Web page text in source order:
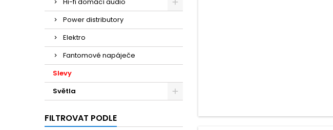
Power distributory
Elektro
Fantomové napáječe
Slevy
Světla
FILTROVAT PODLE